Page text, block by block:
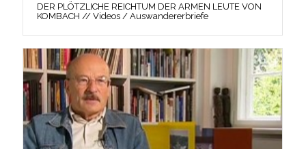
DER PLÖTZLICHE REICHTUM DER ARMEN LEUTE VON
KOMBACH // Videos / Auswandererbriefe